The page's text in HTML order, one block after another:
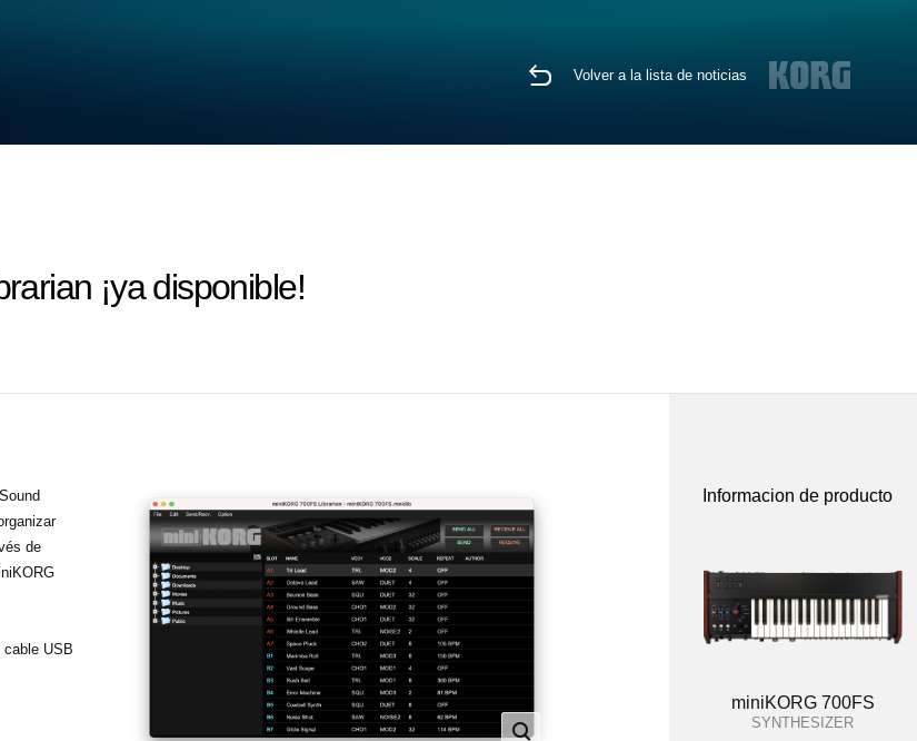
Volver a la lista de noticias
¡ya disponible!
de
cable USB
Informacion de producto
miniKORG 700FS
SYNTHESIZER